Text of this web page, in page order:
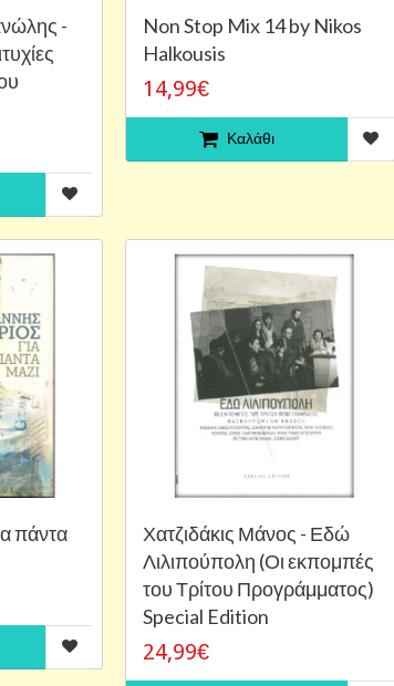
-
Non Stop Mix 14 by Nikos
Halkousis
14,99€
Καλάθι
πάντα
Χατζιδάκις Μάνος - Εδώ
Λιλιπούπολη (Οι εκπομπές
του Τρίτου Προγράμματος)
Special Edition
24,99€